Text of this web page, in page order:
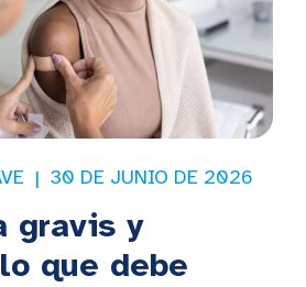
30 DE JUNIO DE 2026
gravis y
que debe